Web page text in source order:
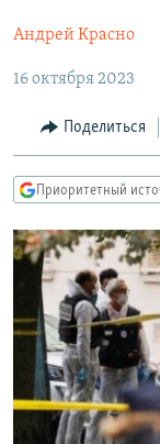
навигации
Вернутся
поиску
КУЛЬТУРА
IDEL.РЕАЛИИ
КАВКАЗ.РЕАЛИИ
РАСПИСАНИЕ
СОЦИАЛЬНЫЕ СЕТИ
Андрей Красно
16 октября 2023
Поделиться
Приоритетный